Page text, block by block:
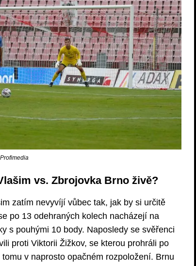
vs. Zbrojovka Brno živě?
zatím nevyvíjí vůbec tak, jak by si určitě
po 13 odehraných kolech nacházejí na
s pouhými 10 body. Naposledy se svěřenci
proti Viktorii Žižkov, se kterou prohráli po
v naprosto opačném rozpoložení. Brnu